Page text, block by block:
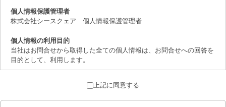
個人情報保護管理者
株式会社シースクェア 個人情報保護管理者
個人情報の利用目的
当社はお問合せから取得した全ての個人情報は、お問合せへの回答を
目的として、利用します。
取得した個人情報は、法律上許されている場合を除き、ご本人の了解
を得ることなく第三者に提供することはありません。
上記に同意する